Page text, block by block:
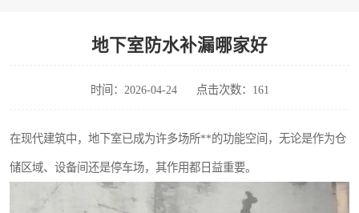
地下室防水补漏哪家好
时间：2026-04-24 点击次数：161
在现代建筑中，地下室已成为许多场所**的功能空间，无论是作为仓
储区域、设备间还是停车场，其作用都日益重要。